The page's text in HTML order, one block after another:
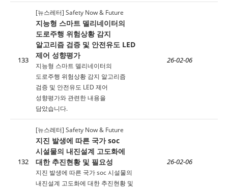
133
[뉴스레터] Safety Now & Future
지능형 스마트 델리네이터의
도로주행 위험상황 감지
알고리즘 검증 및 안전유도 LED
제어 성향평가
지능형 스마트 델리네이터의
도로주행 위험상황 감지 알고리즘
검증 및 안전유도 LED 제어
성향평가와 관련한 내용을
담았습니다.
26-02-06
132
[뉴스레터] Safety Now & Future
지진 발생에 따른 국가 soc
시설물의 내진설계 고도화에
대한 추진현황 및 필요성
지진 발생에 따른 국가 soc 시설물의
내진설계 고도화에 대한 추진현황 및
26-02-06